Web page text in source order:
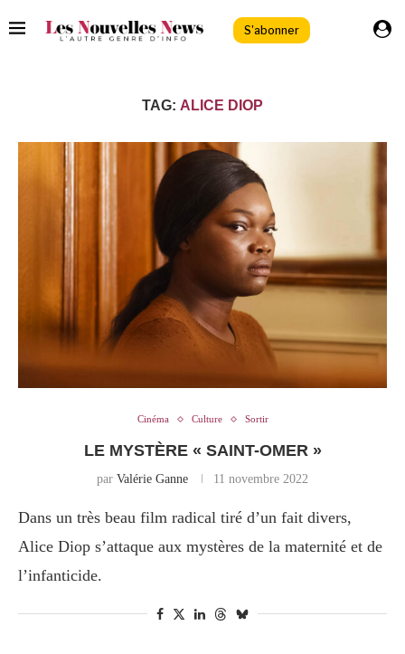
S'abonner
TAG: ALICE DIOP
Cinéma Culture Sortir
LE MYSTÈRE « SAINT-OMER »
par Valérie Ganne 11 novembre 2022
Dans un très beau film radical tiré d’un fait divers,
Alice Diop s’attaque aux mystères de la maternité et de
l’infanticide.